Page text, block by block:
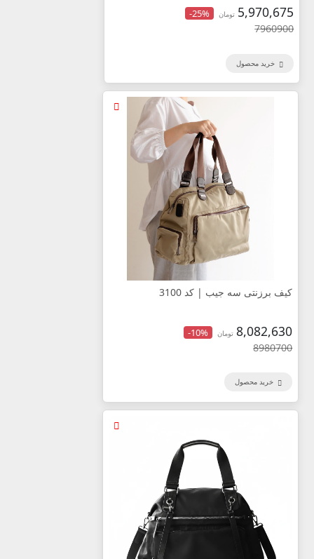
5,970,675 تومان -25%
7960900
خرید محصول
کیف برزنتی سه جیب | کد 3100
8,082,630 تومان -10%
8980700
خرید محصول